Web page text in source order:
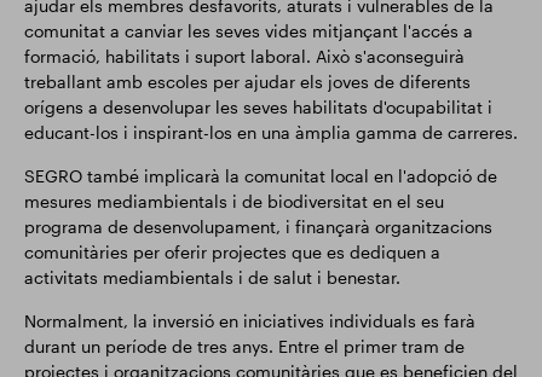
ajudar els membres desfavorits, aturats i vulnerables de la
comunitat a canviar les seves vides mitjançant l'accés a
formació, habilitats i suport laboral. Això s'aconseguirà
treballant amb escoles per ajudar els joves de diferents
orígens a desenvolupar les seves habilitats d'ocupabilitat i
educant-los i inspirant-los en una àmplia gamma de carreres.
SEGRO també implicarà la comunitat local en l'adopció de
mesures mediambientals i de biodiversitat en el seu
programa de desenvolupament, i finançarà organitzacions
comunitàries per oferir projectes que es dediquen a
activitats mediambientals i de salut i benestar.
Normalment, la inversió en iniciatives individuals es farà
durant un període de tres anys. Entre el primer tram de
projectes i organitzacions comunitàries que es beneficien del